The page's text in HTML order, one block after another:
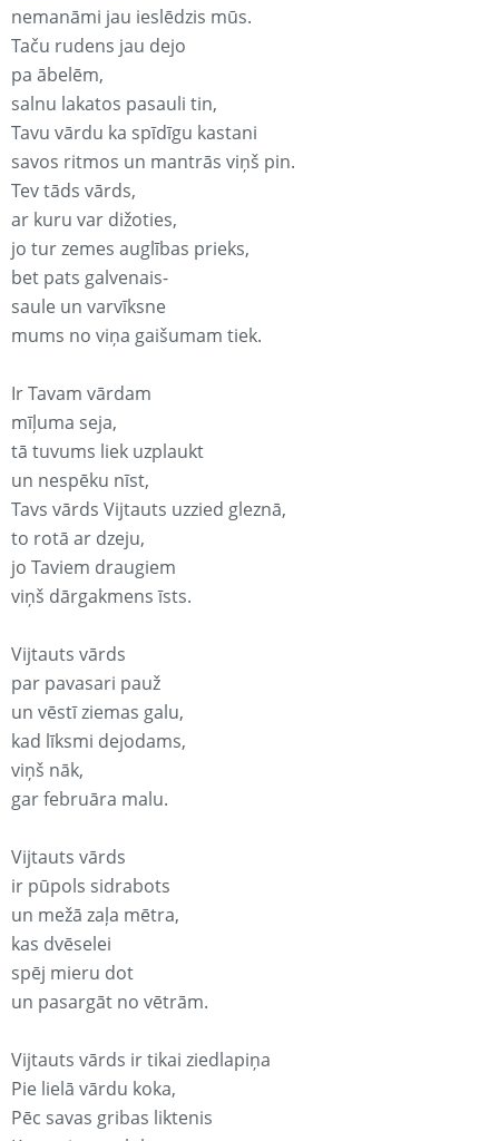
nemanāmi jau ieslēdzis mūs.
Taču rudens jau dejo
pa ābelēm,
salnu lakatos pasauli tin,
Tavu vārdu ka spīdīgu kastani
savos ritmos un mantrās viņš pin.
Tev tāds vārds,
ar kuru var dižoties,
jo tur zemes auglības prieks,
bet pats galvenais-
saule un varvīksne
mums no viņa gaišumam tiek.
Ir Tavam vārdam
mīļuma seja,
tā tuvums liek uzplaukt
un nespēku nīst,
Tavs vārds Vijtauts uzzied gleznā,
to rotā ar dzeju,
jo Taviem draugiem
viņš dārgakmens īsts.
Vijtauts vārds
par pavasari pauž
un vēstī ziemas galu,
kad līksmi dejodams,
viņš nāk,
gar februāra malu.
Vijtauts vārds
ir pūpols sidrabots
un mežā zaļa mētra,
kas dvēselei
spēj mieru dot
un pasargāt no vētrām.
Vijtauts vārds ir tikai ziedlapiņa
Pie lielā vārdu koka,
Pēc savas gribas liktenis